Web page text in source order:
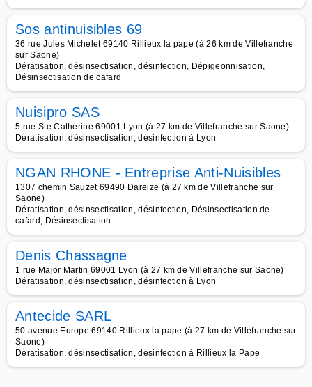
Sos antinuisibles 69
36 rue Jules Michelet 69140 Rillieux la pape (à 26 km de Villefranche
sur Saone)
Dératisation, désinsectisation, désinfection, Dépigeonnisation,
Désinsectisation de cafard
Nuisipro SAS
5 rue Ste Catherine 69001 Lyon (à 27 km de Villefranche sur Saone)
Dératisation, désinsectisation, désinfection à Lyon
NGAN RHONE - Entreprise Anti-Nuisibles
1307 chemin Sauzet 69490 Dareize (à 27 km de Villefranche sur
Saone)
Dératisation, désinsectisation, désinfection, Désinsectisation de
cafard, Désinsectisation
Denis Chassagne
1 rue Major Martin 69001 Lyon (à 27 km de Villefranche sur Saone)
Dératisation, désinsectisation, désinfection à Lyon
Antecide SARL
50 avenue Europe 69140 Rillieux la pape (à 27 km de Villefranche sur
Saone)
Dératisation, désinsectisation, désinfection à Rillieux la Pape